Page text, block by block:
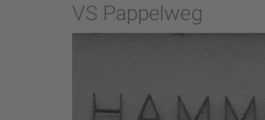
VS Pappelweg